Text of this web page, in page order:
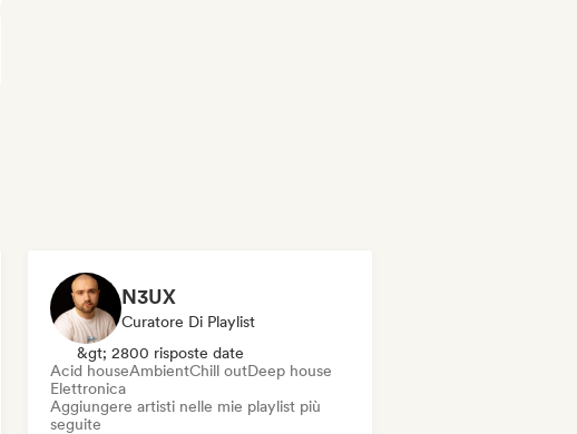
N3UX
Curatore Di Playlist
&gt; 2800 risposte date
Acid houseAmbientChill outDeep house
Elettronica
Aggiungere artisti nelle mie playlist più
seguite